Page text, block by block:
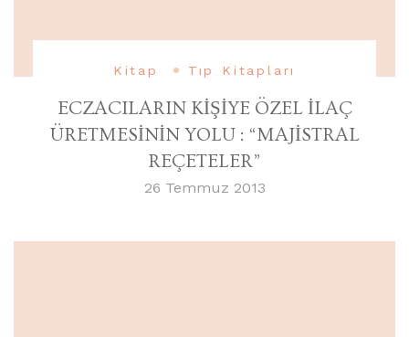
Kitap Tıp Kitapları
ECZACILARIN KİŞİYE ÖZEL İLAÇ
ÜRETMESİNİN YOLU : “MAJİSTRAL
REÇETELER”
26 Temmuz 2013